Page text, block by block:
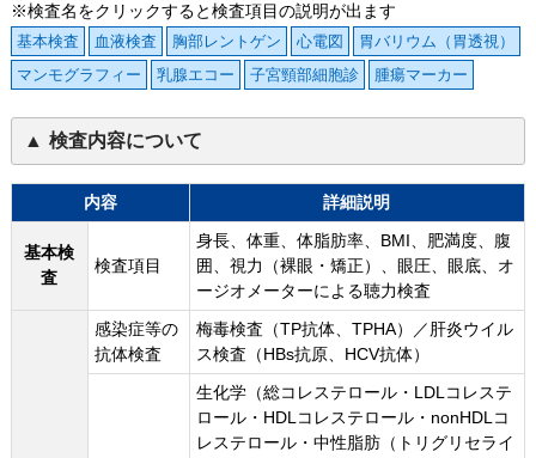
※検査名をクリックすると検査項目の説明が出ます
基本検査 血液検査 胸部レントゲン 心電図
胃バリウム（胃透視）
マンモグラフィー
乳腺エコー 子宮頸部細胞診 腫瘍マーカー
検査内容について
内容 詳細説明
基本検
査
検査項目
身長、体重、体脂肪率、BMI、肥満度、腹
囲、視力（裸眼・矯正）、眼圧、眼底、オ
ージオメーターによる聴力検査
感染症等の
抗体検査
梅毒検査（TP抗体、TPHA）／肝炎ウイル
ス検査（HBs抗原、HCV抗体）
生化学（総コレステロール・LDLコレステ
ロール・HDLコレステロール・nonHDLコ
レステロール・中性脂肪（トリグリセライ